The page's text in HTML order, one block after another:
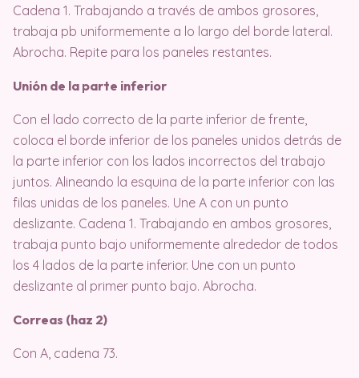
Cadena 1. Trabajando a través de ambos grosores,
trabaja pb uniformemente a lo largo del borde lateral.
Abrocha. Repite para los paneles restantes.
Unión de la parte inferior
Con el lado correcto de la parte inferior de frente,
coloca el borde inferior de los paneles unidos detrás de
la parte inferior con los lados incorrectos del trabajo
juntos. Alineando la esquina de la parte inferior con las
filas unidas de los paneles. Une A con un punto
deslizante. Cadena 1. Trabajando en ambos grosores,
trabaja punto bajo uniformemente alrededor de todos
los 4 lados de la parte inferior. Une con un punto
deslizante al primer punto bajo. Abrocha.
Correas (haz 2)
Con A, cadena 73.